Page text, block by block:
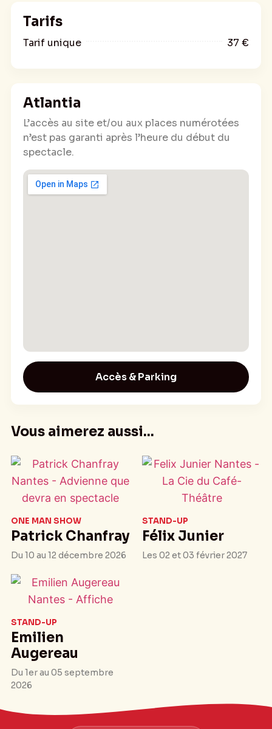
cartable, un spectacle pour toute la famille !
Tarifs
Tarif unique 37 €
Atlantia
L’accès au site et/ou aux places numérotées
n’est pas garanti après l’heure du début du
spectacle.
Accès & Parking
Vous aimerez aussi...
ONE MAN SHOW
Patrick Chanfray
Du 10 au 12 décembre 2026
STAND-UP
Félix Junier
Les 02 et 03 février 2027
STAND-UP
Emilien
Augereau
Du 1er au 05 septembre
2026